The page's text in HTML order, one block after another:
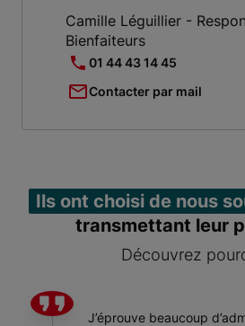
Camille Léguillier -
Bienfaiteurs
01 44 43 14 45
Contacter par mail
Ils ont choisi de nous
transmettant leur
Découvrez
J’éprouve beaucoup